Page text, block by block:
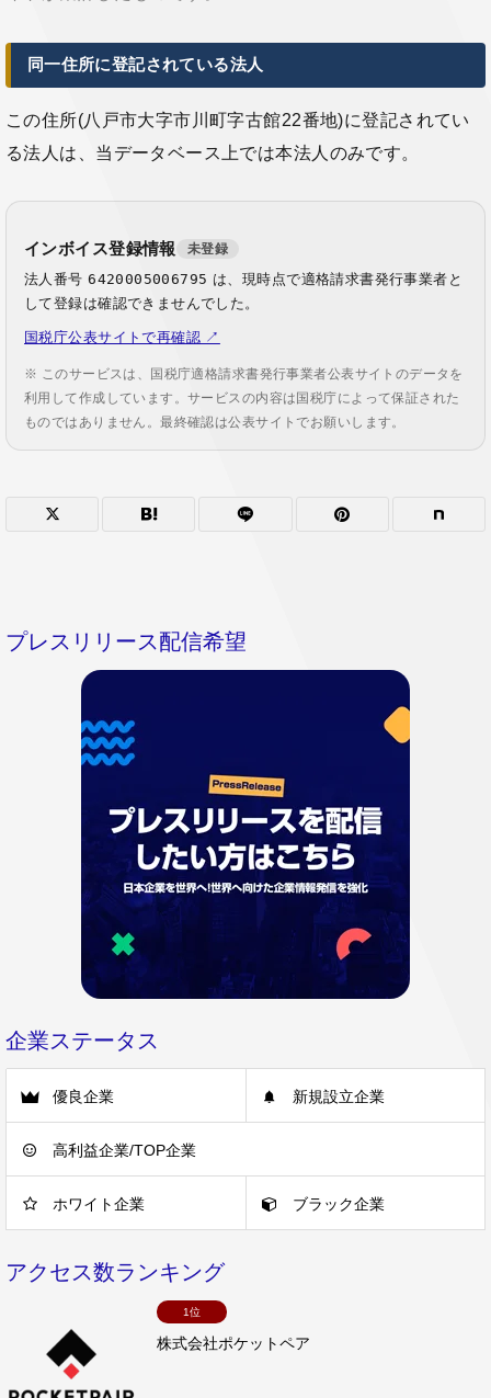
同一住所に登記されている法人
この住所(八戸市大字市川町字古館22番地)に登記されてい
る法人は、当データベース上では本法人のみです。
インボイス登録情報 未登録
法人番号6420005006795 は、現時点で適格請求書発行事業者と
して登録は確認できませんでした。
国税庁公表サイトで再確認 ↗
※ このサービスは、国税庁適格請求書発行事業者公表サイトのデータを
利用して作成しています。サービスの内容は国税庁によって保証された
ものではありません。最終確認は公表サイトでお願いします。
プレスリリース配信希望
企業ステータス
優良企業 新規設立企業
高利益企業/TOP企業
ホワイト企業 ブラック企業
アクセス数ランキング
1位
株式会社ポケットペア